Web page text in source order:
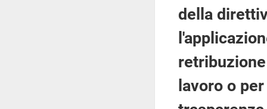
della
lavoro o